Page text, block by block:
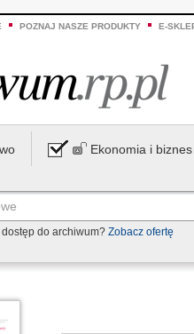
POZNAJ NASZE PRODUKTY E-
Ekonomia i biznes
do archiwum? Zobacz ofertę